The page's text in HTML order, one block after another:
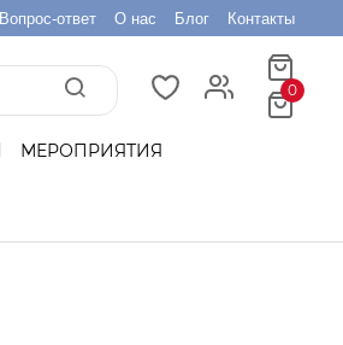
Вопрос-ответ О нас Блог Контакты
0
МЕРОПРИЯТИЯ